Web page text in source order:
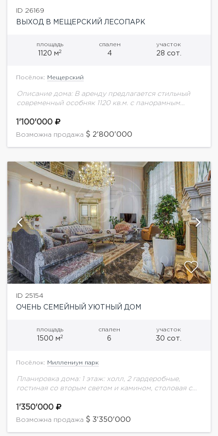
ID 26169
ВЫХОД В МЕЩЕРСКИЙ ЛЕСОПАРК
площадь
1120 м2
спален
4
участок
28 сот.
Посёлок: Мещерский
Описание дома: В аренду предлагается стильный
современный особняк 1120 кв.м. с панорамным
соток с ландшафтным дизайном. Несколько минут
пешком до прекрасного...
1'100'000
Возможна продажа 2'800'000
ID 25154
ОЧЕНЬ СЕМЕЙНЫЙ УЮТНЫЙ ДОМ
площадь
1500 м2
спален
6
участок
30 сот.
Посёлок: Миллениум парк
Планировка дома: 1 этаж: холл, 2 гардеробные,
гостиная со вторым светом и камином, столовая с
гостевая, с/у с душем, постирочная,...
1'350'000
Возможна продажа 3'350'000